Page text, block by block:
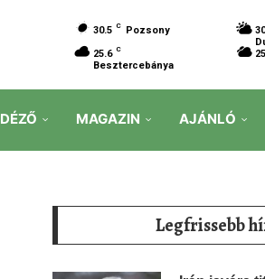
30.5 C Pozsony
25.6 C
Besztercebánya
MAGAZIN AJÁNLÓ
Legfrissebb